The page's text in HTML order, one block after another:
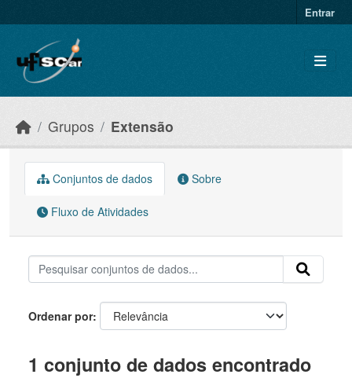
Entrar
Grupos Extensão
Conjuntos de dados Sobre
Fluxo de Atividades
Ordenar por
1 conjunto de dados encontrado